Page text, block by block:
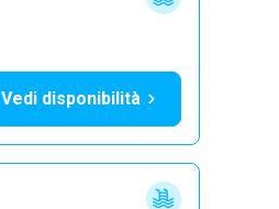
Vedi disponibilità